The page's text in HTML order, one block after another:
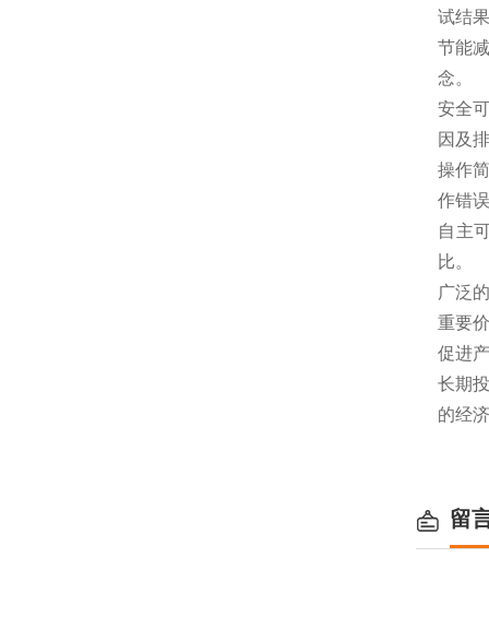
试结
节能
念。
安全
因及
操作
作错
自主
比。
广泛
重要
促进
长期
的经
留